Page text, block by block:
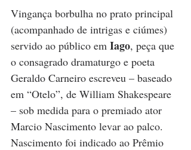
Vingança borbulha no prato principal
(acompanhado de intrigas e ciúmes)
servido ao público em Iago, peça que
o consagrado dramaturgo e poeta
Geraldo Carneiro escreveu – baseado
em “Otelo”, de William Shakespeare
– sob medida para o premiado ator
Marcio Nascimento levar ao palco.
Nascimento foi indicado ao Prêmio